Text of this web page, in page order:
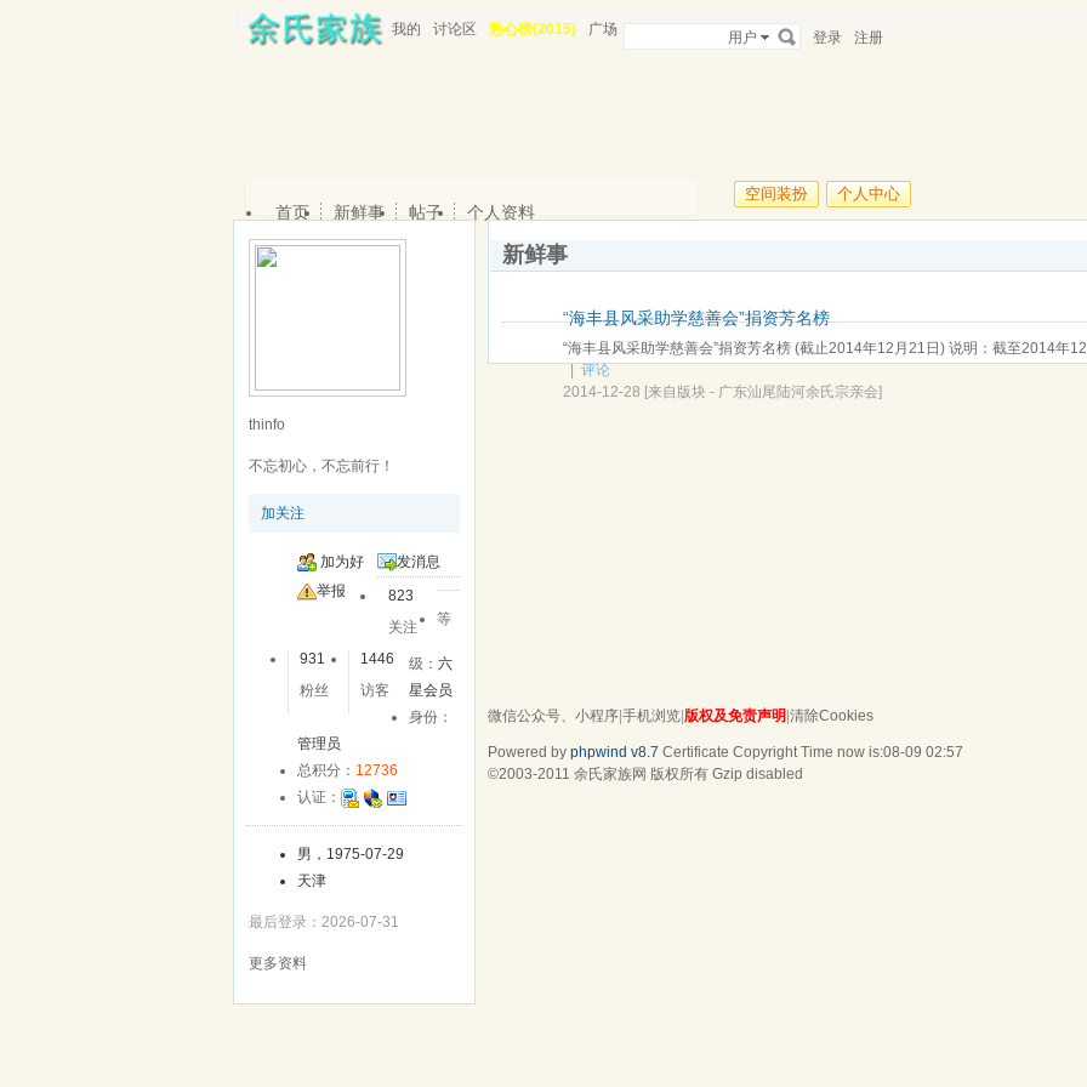
我的 讨论区 热心榜(2015) 广场 用户 登录 注册
空间装扮 个人中心
首页 新鲜事 帖子 个人资料
thinfo
不忘初心，不忘前行！
加关注
加为好
友
发消息
举报
823
关注
931
粉丝
1446
访客
等
级：六
星会员
身份：
管理员
总积分： 12736
认证：
男，1975-07-29
天津
最后登录：2026-07-31
更多资料
新鲜事
“海丰县风采助学慈善会”捐资芳名榜
“海丰县风采助学慈善会”捐资芳名榜 (截止2014年12月21日) 说明：截至2014年
|评论
2014-12-28 [来自版块 - 广东汕尾陆河余氏宗亲会]
微信公众号、小程序 手机浏览 版权及免责声明 清除Cookies
Powered by phpwind v8.7 Certificate Copyright Time now is:08-09 02:57
©2003-2011 余氏家族网 版权所有 Gzip disabled